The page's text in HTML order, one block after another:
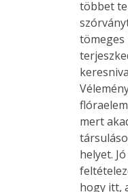
többet
tömeges
mert
helyet.
hogy itt,